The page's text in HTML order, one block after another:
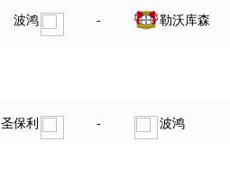
波鸿 - 勒沃库森
圣保利 - 波鸿